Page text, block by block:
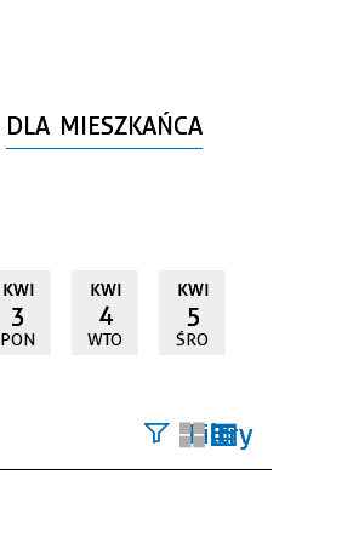
DLA MIESZKAŃCA
KWI
3
PON
KWI
4
WTO
KWI
5
ŚRO
Filtry